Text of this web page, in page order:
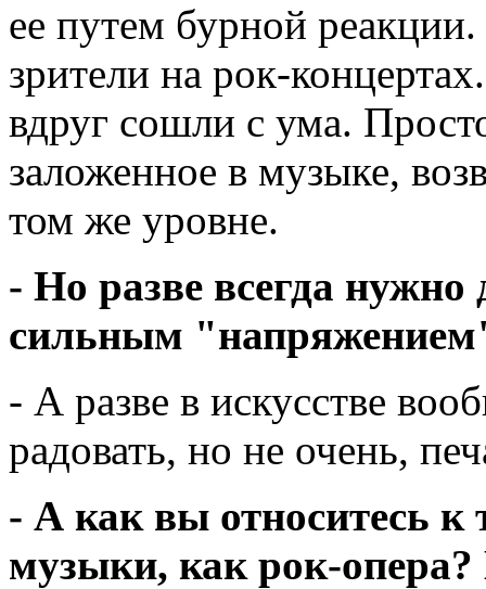
ее путем бурной
зрители на рок-
вдруг сошли с ума.
заложенное в музыке,
том же уровне.
- Но разве всегда
сильным
- А разве в искусстве
радовать, но не очень,
- А как вы относитесь
музыки, как рок-